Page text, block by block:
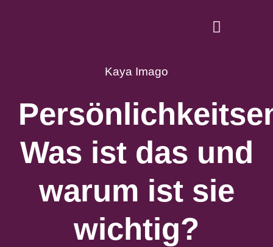
Toggle
Gesunde
Lifestyle-
Kaya Imago
Was ist das und
warum ist sie
wichtig?